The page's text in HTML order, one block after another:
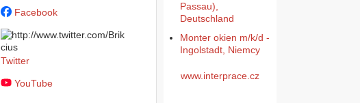
Facebook
Twitter
YouTube
Passau),
Deutschland
Monter okien m/k/d -
Ingolstadt, Niemcy
www.interprace.cz